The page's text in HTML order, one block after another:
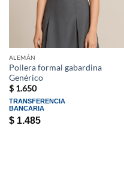
ALEMÁN
Pollera formal gabardina
Genérico
$1.650
TRANSFERENCIA
BANCARIA
$1.485